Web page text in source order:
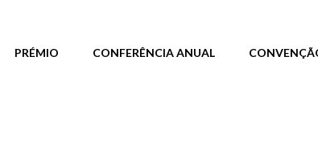
PRÉMIO CONFERÊNCIA ANUAL